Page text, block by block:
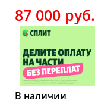
87 000 руб.
В наличии